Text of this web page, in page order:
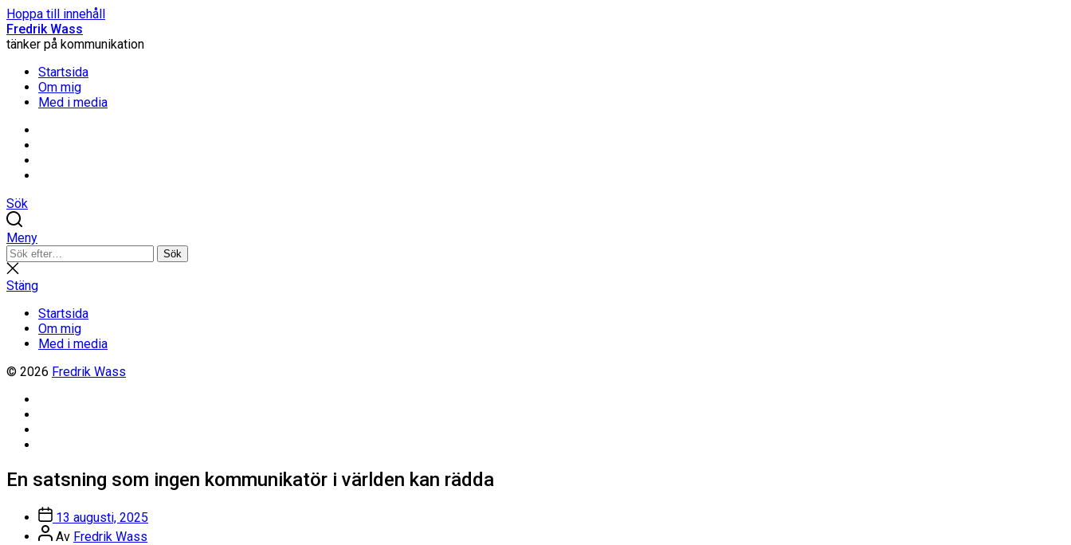
Hoppa till innehåll
Fredrik Wass
tänker på kommunikation
Startsida
Om mig
Med i media
Sök
Meny
Sök
efter:
Sök
Stäng
sökning
Stäng
Startsida
Om mig
Med i media
© 2026 Fredrik Wass
En satsning som ingen kommunikatör i världen kan rädda
Inläggsdatum
13 augusti, 2025
Inläggsförfattare
Av Fredrik Wass